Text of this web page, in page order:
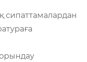
сипаттамалардан